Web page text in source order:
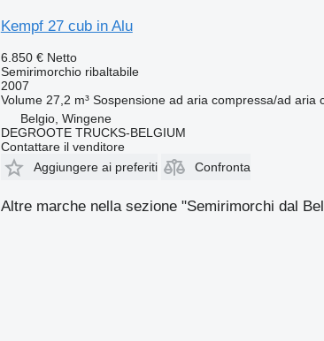
Kempf 27 cub in Alu
6.850 € Netto
Semirimorchio ribaltabile
2007
Volume 27,2 m³ Sospensione ad aria compressa/ad aria
Belgio, Wingene
DEGROOTE TRUCKS-BELGIUM
Contattare il venditore
Aggiungere ai preferiti
Confronta
Altre marche nella sezione "Semirimorchi dal